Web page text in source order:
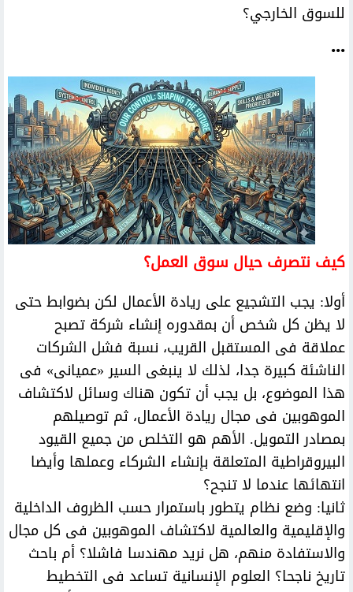
للسوق الخارجي؟
•••
كيف نتصرف حيال سوق العمل؟
أولا: يجب التشجيع على ريادة الأعمال لكن بضوابط حتى
لا يظن كل شخص أن بمقدوره إنشاء شركة تصبح
عملاقة فى المستقبل القريب، نسبة فشل الشركات
الناشئة كبيرة جدا، لذلك لا ينبغى السير «عميانى» فى
هذا الموضوع، بل يجب أن تكون هناك وسائل لاكتشاف
الموهوبين فى مجال ريادة الأعمال، ثم توصيلهم
بمصادر التمويل. الأهم هو التخلص من جميع القيود
البيروقراطية المتعلقة بإنشاء الشركاء وعملها وأيضا
انتهائها عندما لا تنجح؟
ثانيا: وضع نظام يتطور باستمرار حسب الظروف الداخلية
والإقليمية والعالمية لاكتشاف الموهوبين فى كل مجال
والاستفادة منهم، هل نريد مهندسا فاشلا؟ أم باحث
تاريخ ناجحا؟ العلوم الإنسانية تساعد فى التخطيط